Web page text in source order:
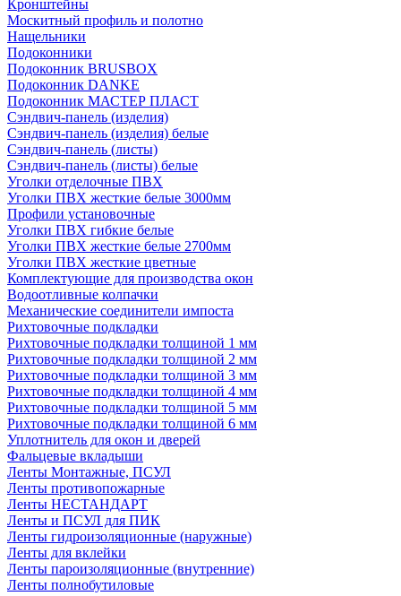
Кронштейны
Москитный профиль и полотно
Нащельники
Подоконники
Подоконник BRUSBOX
Подоконник DANKE
Подоконник МАСТЕР ПЛАСТ
Сэндвич-панель (изделия)
Сэндвич-панель (изделия) белые
Сэндвич-панель (листы)
Сэндвич-панель (листы) белые
Уголки отделочные ПВХ
Уголки ПВХ жесткие белые 3000мм
Профили установочные
Уголки ПВХ гибкие белые
Уголки ПВХ жесткие белые 2700мм
Уголки ПВХ жесткие цветные
Комплектующие для производства окон
Водоотливные колпачки
Механические соединители импоста
Рихтовочные подкладки
Рихтовочные подкладки толщиной 1 мм
Рихтовочные подкладки толщиной 2 мм
Рихтовочные подкладки толщиной 3 мм
Рихтовочные подкладки толщиной 4 мм
Рихтовочные подкладки толщиной 5 мм
Рихтовочные подкладки толщиной 6 мм
Уплотнитель для окон и дверей
Фальцевые вкладыши
Ленты Монтажные, ПСУЛ
Ленты противопожарные
Ленты НЕСТАНДАРТ
Ленты и ПСУЛ для ПИК
Ленты гидроизоляционные (наружные)
Ленты для вклейки
Ленты пароизоляционные (внутренние)
Ленты полнобутиловые